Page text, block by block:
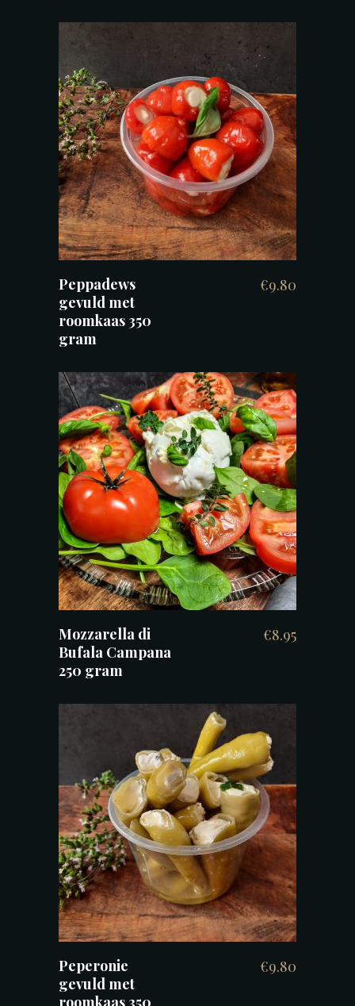
TOEVOEGEN AAN WINKELWAGEN
Peppadews
gevuld met
roomkaas 350
gram
€9.80
TOEVOEGEN AAN WINKELWAGEN
Mozzarella di
Bufala Campana
250 gram
€8.95
TOEVOEGEN AAN WINKELWAGEN
Peperonie
gevuld met
€9.80